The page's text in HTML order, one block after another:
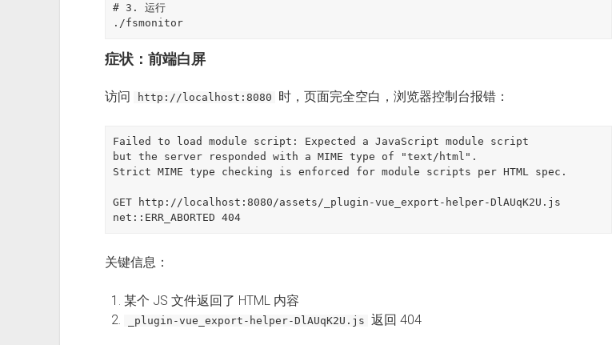
# 3. 运行
症状：前端白屏
访问 http://localhost:8080 时，页面完全空白，浏览器控制台报错：
Failed to load module script: Expected a JavaScript module script
but the server responded with a MIME type of "text/html".
Strict MIME type checking is enforced for module scripts per HTML spec.
GET http://localhost:8080/assets/_plugin-vue_export-helper-DlAUqK2U.js
关键信息：
某个 JS 文件返回了 HTML 内容
_plugin-vue_export-helper-DlAUqK2U.js 返回 404